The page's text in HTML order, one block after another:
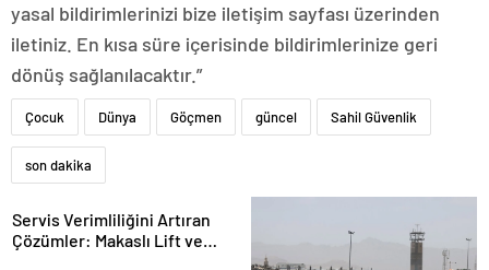
yasal bildirimlerinizi bize iletişim sayfası üzerinden
iletiniz. En kısa süre içerisinde bildirimlerinize geri
dönüş sağlanılacaktır.”
Çocuk Dünya Göçmen güncel Sahil Güvenlik
son dakika
Servis Verimliliğini Artıran
Çözümler: Makaslı Lift ve